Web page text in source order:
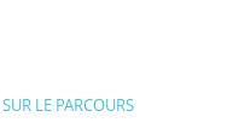
LE PARCOURS